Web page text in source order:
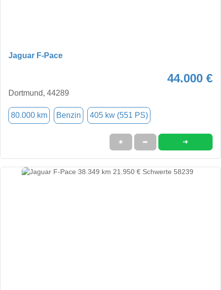
Jaguar F-Pace
44.000 €
Dortmund, 44289
80.000 km Benzin 405 kw (551 PS)
★ ➦ ➜